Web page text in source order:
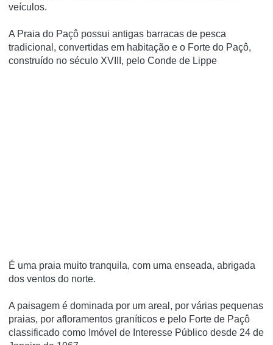
veí­culos.
A Praia do Paçô possui antigas barracas de pesca
tradicional, convertidas em habitação e o Forte do Paçô,
construí­do no século XVIII, pelo Conde de Lippe
É uma praia muito tranquila, com uma enseada, abrigada
dos ventos do norte.
A paisagem é dominada por um areal, por várias pequenas
praias, por afloramentos graníticos e pelo Forte de Paçô
classificado como Imóvel de Interesse Público desde 24 de